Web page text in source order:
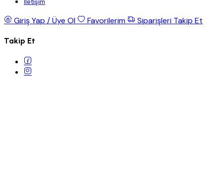
İletişim
Giriş Yap / Üye Ol Favorilerim Siparişleri Takip Et
Takip Et